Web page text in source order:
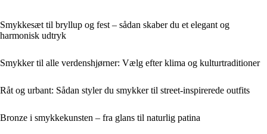
Smykkesæt til bryllup og fest – sådan skaber du et elegant og
harmonisk udtryk
Smykker til alle verdenshjørner: Vælg efter klima og kulturtraditioner
Råt og urbant: Sådan styler du smykker til street-inspirerede outfits
Bronze i smykkekunsten – fra glans til naturlig patina